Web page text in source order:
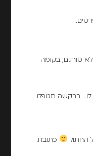
סורגים, בקומה
לו… בבקשה תטפלו
החתול
כתובת